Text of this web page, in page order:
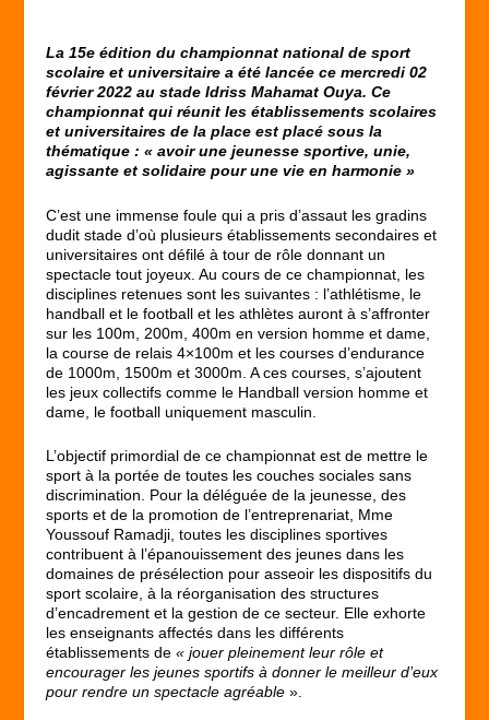
La 15e édition du championnat national de sport
scolaire et universitaire a été lancée ce mercredi 02
février 2022 au stade Idriss Mahamat Ouya. Ce
championnat qui réunit les établissements scolaires
et universitaires de la place est placé sous la
thématique : « avoir une jeunesse sportive, unie,
agissante et solidaire pour une vie en harmonie »
C’est une immense foule qui a pris d’assaut les gradins
dudit stade d’où plusieurs établissements secondaires et
universitaires ont défilé à tour de rôle donnant un
spectacle tout joyeux. Au cours de ce championnat, les
disciplines retenues sont les suivantes : l’athlétisme, le
handball et le football et les athlètes auront à s’affronter
sur les 100m, 200m, 400m en version homme et dame,
la course de relais 4×100m et les courses d’endurance
de 1000m, 1500m et 3000m. A ces courses, s’ajoutent
les jeux collectifs comme le Handball version homme et
dame, le football uniquement masculin.
L’objectif primordial de ce championnat est de mettre le
sport à la portée de toutes les couches sociales sans
discrimination. Pour la déléguée de la jeunesse, des
sports et de la promotion de l’entreprenariat, Mme
Youssouf Ramadji, toutes les disciplines sportives
contribuent à l’épanouissement des jeunes dans les
domaines de présélection pour asseoir les dispositifs du
sport scolaire, à la réorganisation des structures
d’encadrement et la gestion de ce secteur. Elle exhorte
les enseignants affectés dans les différents
établissements de« jouer pleinement leur rôle et
encourager les jeunes sportifs à donner le meilleur d’eux
pour rendre un spectacle agréable ».